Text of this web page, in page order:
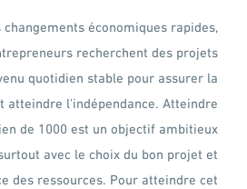
économiques rapides,
recherchent des projets
quotidien stable pour assurer la
atteindre l'indépendance. Atteindre
de 1000 est un objectif ambitieux
avec le choix du bon projet et
des ressources. Pour atteindre cet